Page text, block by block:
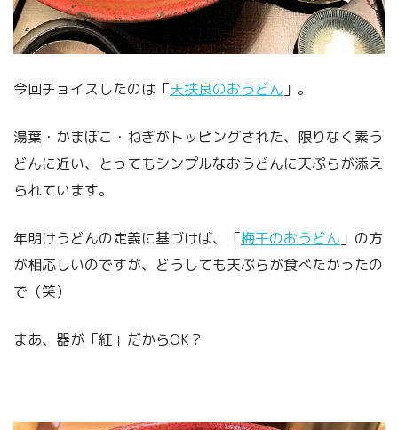
今回チョイスしたのは「天扶良のおうどん 」。
湯葉・かまぼこ・ねぎがトッピングされた、限りなく素う
どんに近い、とってもシンプルなおうどんに天ぷらが添え
られています。
年明けうどんの定義に基づけば、「梅干のおうどん 」の方
が相応しいのですが、どうしても天ぷらが食べたかったの
で（笑）
まあ、器が「紅」だからOK？